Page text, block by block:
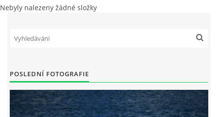
KONTAKT
Nebyly nalezeny žádné složky
POSLEDNÍ FOTOGRAFIE